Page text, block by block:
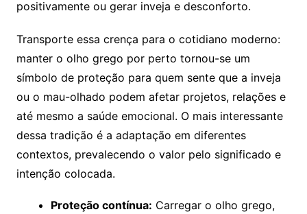
positivamente ou gerar inveja e desconforto.
Transporte essa crença para o cotidiano moderno:
manter o olho grego por perto tornou-se um
símbolo de proteção para quem sente que a inveja
ou o mau-olhado podem afetar projetos, relações e
até mesmo a saúde emocional. O mais interessante
dessa tradição é a adaptação em diferentes
contextos, prevalecendo o valor pelo significado e
intenção colocada.
Proteção contínua: Carregar o olho grego,